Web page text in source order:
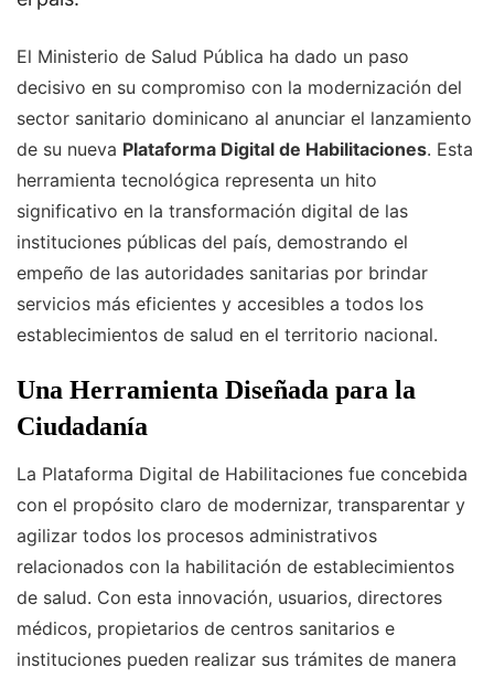
El Ministerio de Salud Pública ha dado un paso
decisivo en su compromiso con la modernización del
sector sanitario dominicano al anunciar el lanzamiento
de su nueva Plataforma Digital de Habilitaciones. Esta
herramienta tecnológica representa un hito
significativo en la transformación digital de las
instituciones públicas del país, demostrando el
empeño de las autoridades sanitarias por brindar
servicios más eficientes y accesibles a todos los
establecimientos de salud en el territorio nacional.
Una Herramienta Diseñada para la
Ciudadanía
La Plataforma Digital de Habilitaciones fue concebida
con el propósito claro de modernizar, transparentar y
agilizar todos los procesos administrativos
relacionados con la habilitación de establecimientos
de salud. Con esta innovación, usuarios, directores
médicos, propietarios de centros sanitarios e
instituciones pueden realizar sus trámites de manera